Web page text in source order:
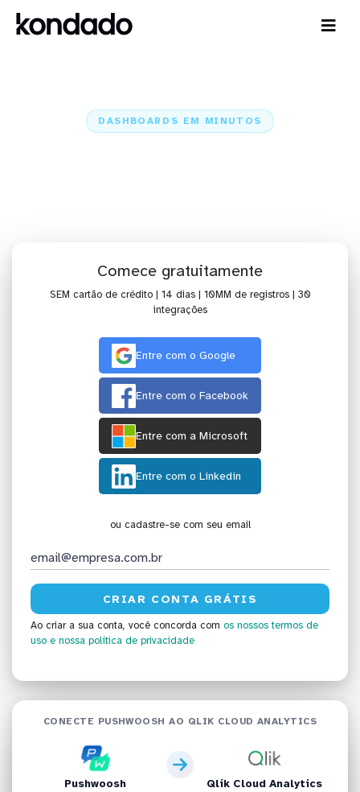
DASHBOARDS EM MINUTOS
Comece gratuitamente
SEM cartão de crédito | 14 dias | 10MM de registros | 30
integrações
Entre com o Google
Entre com o Facebook
Entre com a Microsoft
Entre com o Linkedin
ou cadastre-se com seu email
Ao criar a sua conta, você concorda com os nossos termos de
uso e nossa política de privacidade
CONECTE PUSHWOOSH AO QLIK CLOUD ANALYTICS
Pushwoosh Qlik Cloud Analytics